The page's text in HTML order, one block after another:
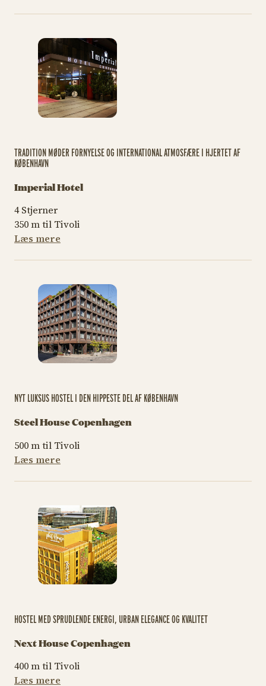
TRADITION MØDER FORNYELSE OG INTERNATIONAL ATMOSFÆRE I HJERTET AF
KØBENHAVN
Imperial Hotel
4 Stjerner
350 m til Tivoli
Læs mere
NYT LUKSUS HOSTEL I DEN HIPPESTE DEL AF KØBENHAVN
Steel House Copenhagen
500 m til Tivoli
Læs mere
HOSTEL MED SPRUDLENDE ENERGI, URBAN ELEGANCE OG KVALITET
Next House Copenhagen
400 m til Tivoli
Læs mere